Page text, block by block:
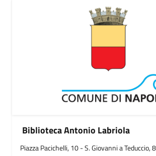
Biblioteca Antonio Labriola
Piazza Pacichelli, 10 - S. Giovanni a Teduccio,